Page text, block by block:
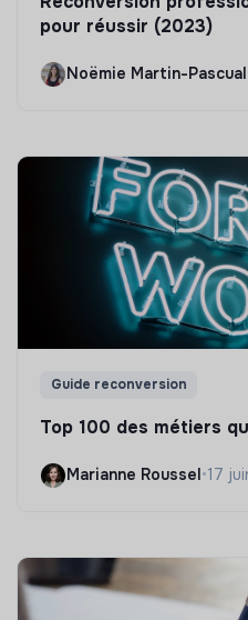
pour réussir (2023)
Noëmie Martin-Pascual
Guide reconversion
Top 100 des métiers
Marianne Roussel•17